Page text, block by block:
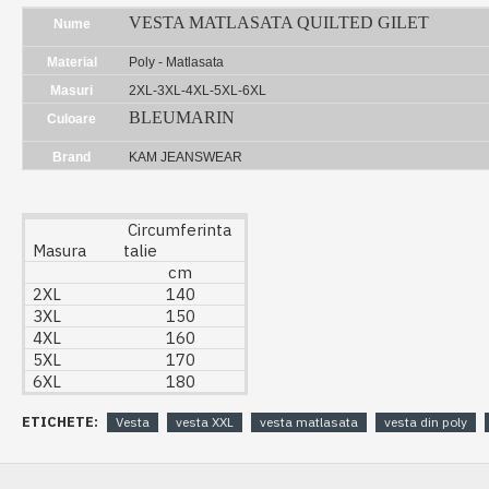
Nume VESTA MATLASATA QUILTED GILET
Material
Poly - Matlasata
Masuri
2XL-3XL-4XL-5XL-6XL
Culoare
BLEUMARIN
Brand KAM JEANSWEAR
Masura
Circumferinta
talie
cm
2XL
140
3XL
150
4XL
160
5XL
170
6XL
180
ETICHETE: Vesta vesta XXL vesta matlasata vesta din poly